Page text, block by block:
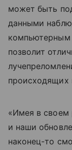
может быть
данными
компьютерным
позволит
происходящих
«Имея в своем
и наши
наконец-то